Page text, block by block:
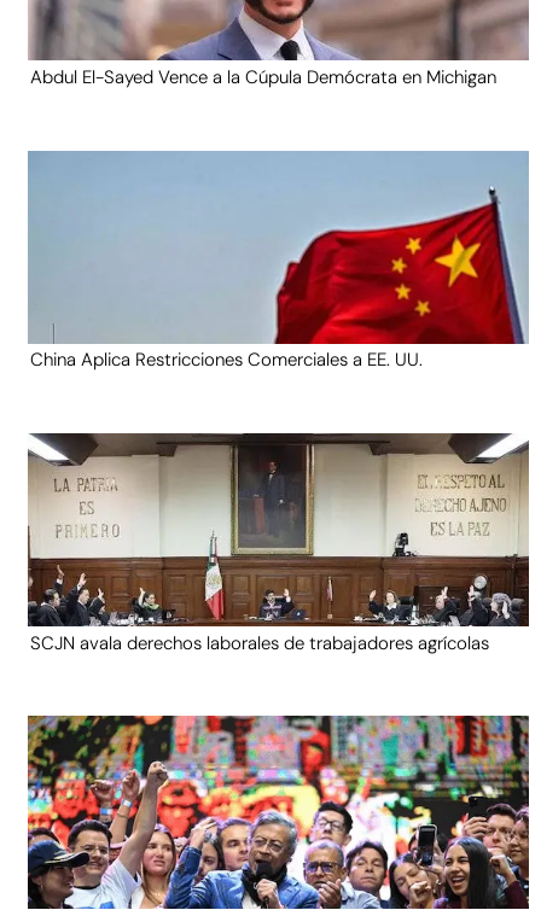
Abdul El-Sayed Vence a la Cúpula Demócrata en Michigan
China Aplica Restricciones Comerciales a EE. UU.
SCJN avala derechos laborales de trabajadores agrícolas